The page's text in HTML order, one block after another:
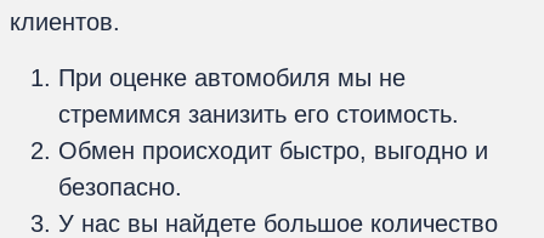
клиентов.
При оценке автомобиля мы не
стремимся занизить его стоимость.
Обмен происходит быстро, выгодно и
безопасно.
У нас вы найдете большое количество